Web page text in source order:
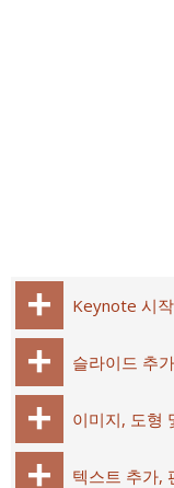
Keynote 시
슬라이드 추
이미지, 도형
텍스트 추가,